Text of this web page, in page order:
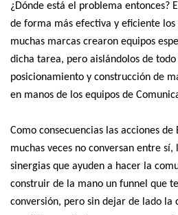
¿Dónde está el problema entonces?
de forma más efectiva y eficiente
muchas marcas crearon equipos
dicha tarea, pero aislándolos de
posicionamiento y construcción de
en manos de los equipos de
Como consecuencias las acciones
muchas veces no conversan entre
sinergias que ayuden a hacer la
construir de la mano un funnel que
conversión, pero sin dejar de lado la